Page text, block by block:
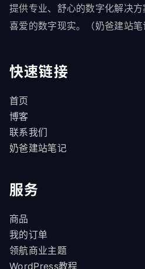
提供专业、舒心的数字化解决
喜爱的数字现实。（奶爸建站笔
快速链接
首页
博客
联系我们
奶爸建站笔记
服务
商品
我的订单
领航商业主题
WordPress教程